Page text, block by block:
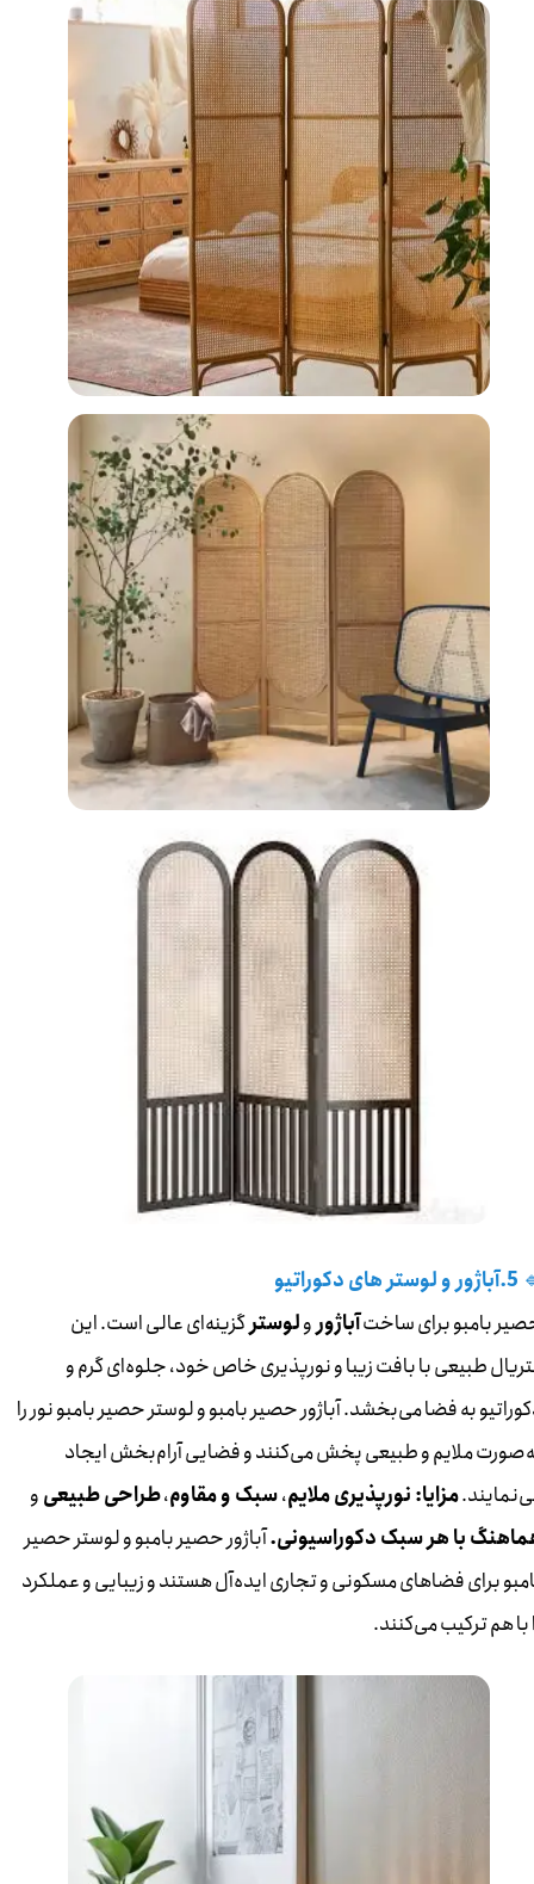
بامبو برای ساختآباژورولوسترگزینه‌ای عالی است. این
طبیعی با بافت زیبا و نورپذیری خاص خود، جلوه‌ای گرم و
به فضا می‌بخشد. آباژور حصیر بامبو و لوستر حصیر بامبو نور را
ملایم و طبیعی پخش می‌کنند و فضایی آرام‌بخش ایجاد
مزایا: نورپذیری ملایم،سبک و مقاوم،طراحی طبیعیو
با هر سبک دکوراسیونی.آباژور حصیر بامبو و لوستر حصیر
برای فضاهای مسکونی و تجاری ایده‌آل هستند و زیبایی و عملکرد
با هم ترکیب می‌کنند.